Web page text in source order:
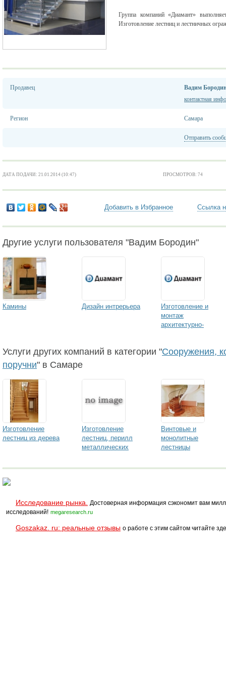
Группа компаний «Диамант»
Изготовление лестниц и лестничных
Продавец
Вадим
контактная
Регион Самара
Отправить
ДАТА ПОДАЧИ: 21.01.2014 (10:47) ПРОСМОТРОВ: 74
Добавить в Избранное Ссылка
Другие услуги пользователя "Вадим Бородин"
Камины Дизайн интрерьера
Изготовление и
монтаж
архитектурно-
Услуги других компаний в категории "Сооружения,
поручни" в Самаре
Изготовление
лестниц из дерева
Изготовление
лестниц, перилл
металлических
Винтовые и
монолитные
лестницы
Исследование рынка.
Достоверная информация сэкономит вам
исследований! megaresearch.ru
Goszakaz. ru: реальные отзывы о работе с этим сайтом читайте